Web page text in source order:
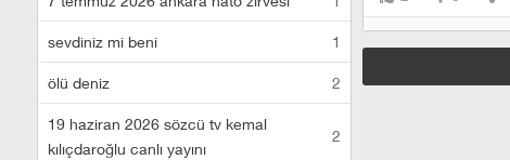
sevdiniz mi beni 1
ölü deniz 2
19 haziran 2026 sözcü tv kemal
kılıçdaroğlu canlı yayını
2